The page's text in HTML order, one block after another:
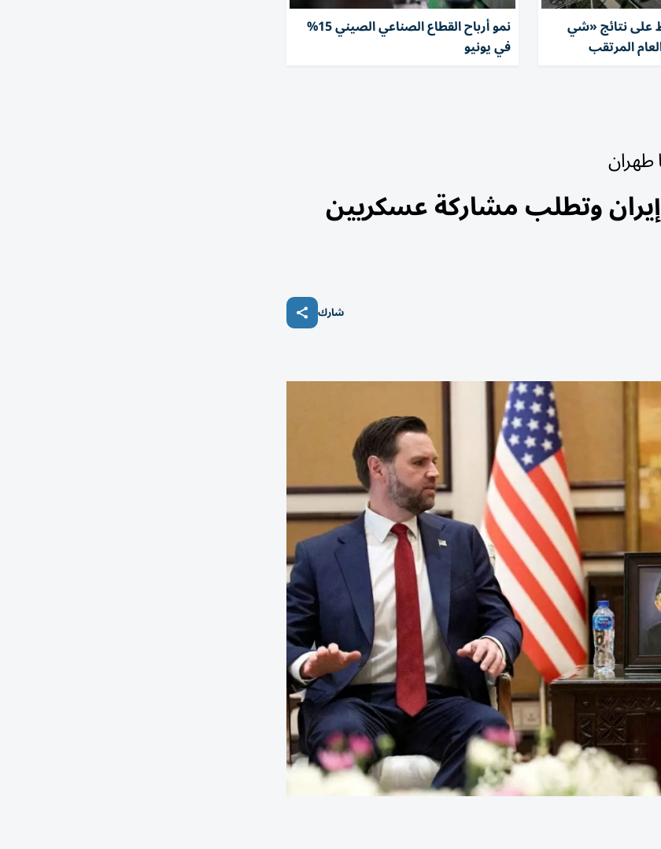
على نتائج «شي
المرتقب
نمو أرباح القطاع الصناعي الصيني 15%
في يونيو
طهران
وتطلب مشاركة عسكريين
شارك